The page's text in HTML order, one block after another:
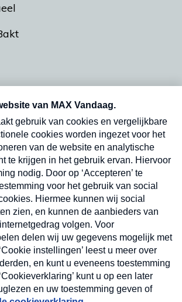
vrijdag- en dinsdagochtend in
Verzend
gratis abonnement op onze
vrijdag- en dinsdagochtend in uw